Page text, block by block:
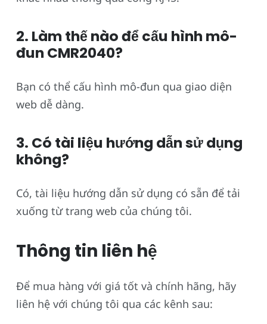
2. Làm thế nào để cấu hình mô-
đun CMR2040?
Bạn có thể cấu hình mô-đun qua giao diện
web dễ dàng.
3. Có tài liệu hướng dẫn sử dụng
không?
Có, tài liệu hướng dẫn sử dụng có sẵn để tải
xuống từ trang web của chúng tôi.
Thông tin liên hệ
Để mua hàng với giá tốt và chính hãng, hãy
liên hệ với chúng tôi qua các kênh sau: